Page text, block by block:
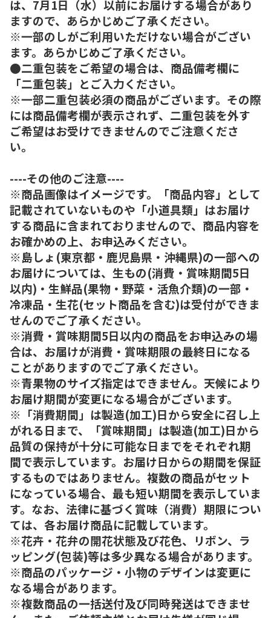
は、7月1日（水）以前にお届けする場合があり
ますので、あらかじめご了承ください。
※一部のしがご利用いただけない場合がござい
ます。あらかじめご了承ください。
●二重包装をご希望の場合は、商品備考欄に
「二重包装」とご入力ください。
※一部二重包装必須の商品がございます。その際
には商品備考欄が表示されず、二重包装を外す
ご希望はお受けできませんのでご注意くださ
い。
----その他のご注意----
※商品画像はイメージです。「商品内容」として
記載されていないものや「小道具類」はお届け
する商品に含まれておりませんので、商品内容を
お確かめの上、お申込みください。
※島しょ(東京都・鹿児島県・沖縄県)の一部への
お届けについては、生もの(消費・賞味期間5日
以内)・生鮮品(果物・野菜・活魚介類)の一部・
冷凍品・生花(セット商品を含む)は受付ができま
せんのでご了承ください。
※消費・賞味期間5日以内の商品をお申込みの場
合は、お届けが消費・賞味期限の最終日になる
ことがありますのでご了承ください。
※青果物のサイズ指定はできません。天候により
お届け期間が変更になる場合がございます。
※「消費期間」は製造(加工)日から安全に召し上
がれる日まで、「賞味期間」は製造(加工)日から
品質の保持が十分に可能な日までをそれぞれ期
間で表示しています。お届け日からの期間を保証
するものではありません。複数の商品がセット
になっている場合、最も短い期間を表示していま
す。なお、法律に基づく賞味（消費）期限につい
ては、各お届け商品に記載しています。
※花卉・花弁の開花状態及び花色、リボン、ラ
ッピング(包装)等は多少異なる場合があります。
※商品のパッケージ・小物のデザインは変更に
なる場合があります。
※複数商品の一括送付及び同時発送はできませ